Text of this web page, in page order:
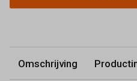
Omschrijving